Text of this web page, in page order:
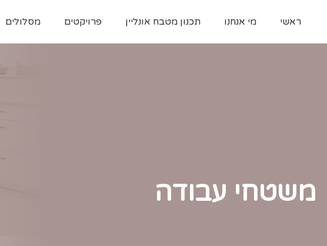
ראשי מי אנחנו תכנון מטבח אונליין פרויקטים מסלולים
משטחי עבודה